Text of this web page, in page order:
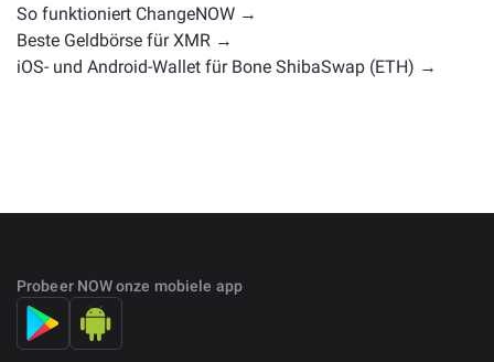
So funktioniert ChangeNOW →
Beste Geldbörse für XMR →
iOS- und Android-Wallet für Bone ShibaSwap (ETH) →
Probeer NOW onze mobiele app